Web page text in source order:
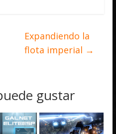
Expandiendo la
flota imperial →
gustar